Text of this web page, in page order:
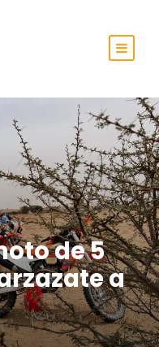
de 5
a